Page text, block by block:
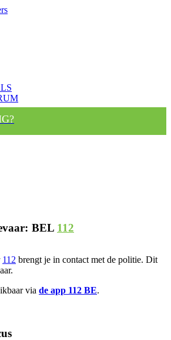
BEL 112
112 brengt je in contact met de politie. Dit
via de app 112 BE.